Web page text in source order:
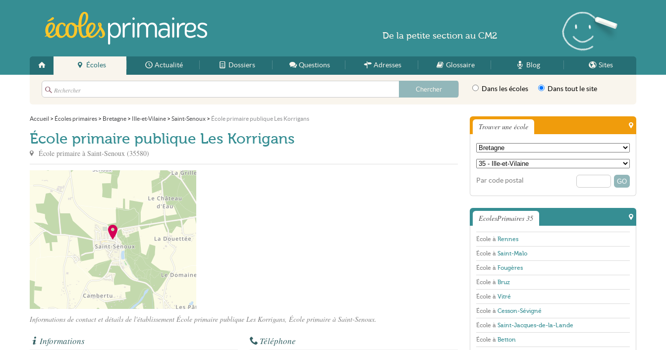
Accueil
Écoles Actualité Dossiers Questions Adresses Glossaire Blog Sites
Dans les écoles Dans tout le site
Accueil > Écoles primaires > Bretagne > Ille-et-Vilaine > Saint-Senoux > École primaire publique Les Korrigans
École primaire publique Les Korrigans
École primaire à Saint-Senoux (35580)
Informations de contact et détails de l'établissement École primaire publique Les Korrigans, École primaire à Saint-Senoux.
Informations Téléphone
Trouver une école
Par code postal
EcolesPrimaires 35
École à Rennes
École à Saint-Malo
École à Fougères
École à Bruz
École à Vitré
École à Cesson-Sévigné
École à Saint-Jacques-de-la-Lande
École à Betton
De la petite section au CM2